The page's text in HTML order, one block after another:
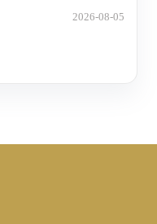
2026-08-05